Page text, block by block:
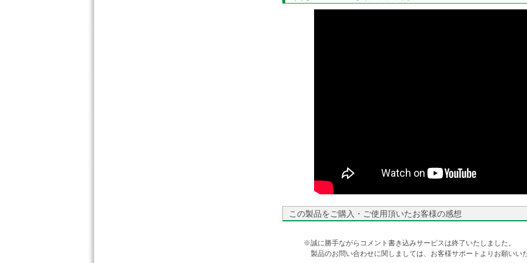
この製品をご購入・ご使用頂いたお客様の感想
※誠に勝手ながらコメント書き込みサービスは終了いたしました。
製品のお問い合わせに関しましては、お客様サポートよりお願いい